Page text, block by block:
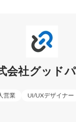
https://
www.layermate.ai/ja
会社グッド
営業 UI/UXデザイナー